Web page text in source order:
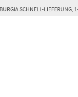
BURGIA SCHNELL-LIEFERUNG,